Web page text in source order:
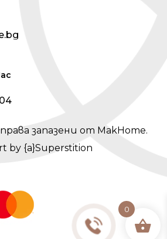
запазени от MakHome.
by {a}Superstition
0